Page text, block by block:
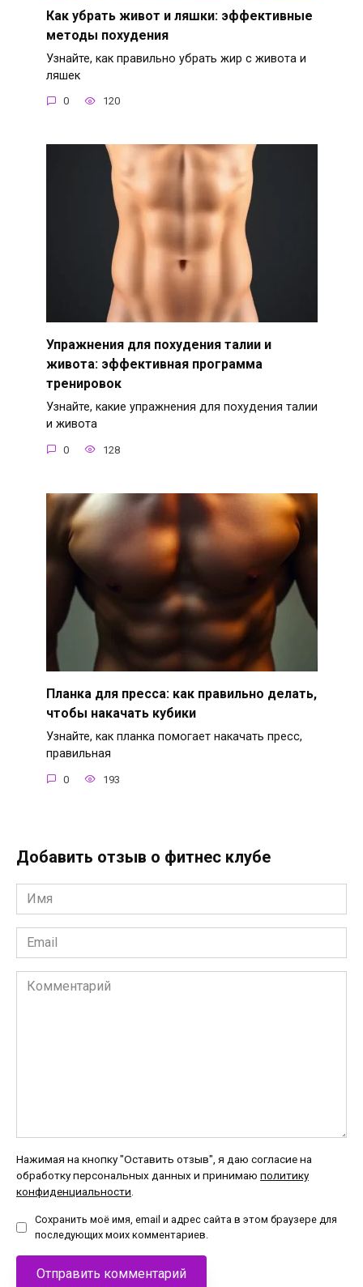
Как убрать живот и ляшки: эффективные
методы похудения
Узнайте, как правильно убрать жир с живота и
ляшек
0 120
Упражнения для похудения талии и
живота: эффективная программа
тренировок
Узнайте, какие упражнения для похудения талии
и живота
0 128
Планка для пресса: как правильно делать,
чтобы накачать кубики
Узнайте, как планка помогает накачать пресс,
правильная
0 193
Добавить отзыв о фитнес клубе
Имя
*
Email
*
Комментарий
Нажимая на кнопку "Оставить отзыв", я даю согласие на
обработку персональных данных и принимаю политику
конфиденциальности.
Сохранить моё имя, email и адрес сайта в этом браузере для
последующих моих комментариев.